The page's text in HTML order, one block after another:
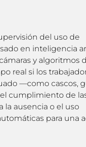
del uso de
en inteligencia
y algoritmos
real si los
—como cascos,
cumplimiento de
la ausencia o el uso
para una